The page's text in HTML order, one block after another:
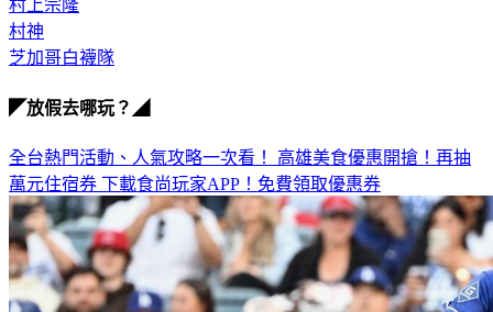
村上宗隆
村神
芝加哥白襪隊
◤放假去哪玩？◢
全台熱門活動、人氣攻略一次看！ 高雄美食優惠開搶！再抽
萬元住宿券 下載食尚玩家APP！免費領取優惠券